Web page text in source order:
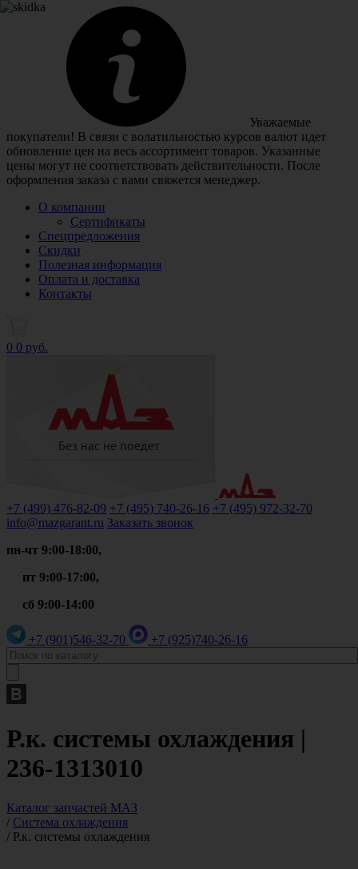
Уважаемые
покупатели! В связи с волатильностью курсов валют идет
обновление цен на весь ассортимент товаров. Указанные
цены могут не соответствовать действительности. После
оформления заказа с вами свяжется менеджер.
О компании
Сертификаты
Спецпредложения
Скидки
Полезная информация
Оплата и доставка
Контакты
0 0 руб.
+7 (499) 476-82-09 +7 (495) 740-26-16 +7 (495) 972-32-70
info@mazgarant.ru Заказать звонок
пн-чт 9:00-18:00,
пт 9:00-17:00,
сб 9:00-14:00
+7 (901)546-32-70 +7 (925)740-26-16
Р.к. системы охлаждения |
236-1313010
Каталог запчастей МАЗ
/ Система охлаждения
/ Р.к. системы охлаждения